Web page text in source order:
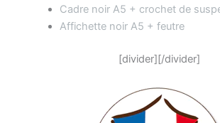
Cadre noir A5 + crochet de
Affichette noir A5 + feutre
[divider][/divider]